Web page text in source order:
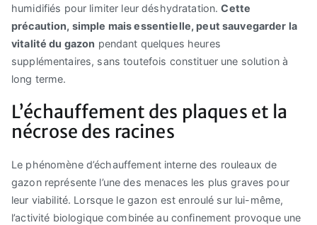
humidifiés pour limiter leur déshydratation.Cette
précaution, simple mais essentielle, peut sauvegarder la
vitalité du gazon pendant quelques heures
supplémentaires, sans toutefois constituer une solution à
long terme.
L’échauffement des plaques et la
nécrose des racines
Le phénomène d’échauffement interne des rouleaux de
gazon représente l’une des menaces les plus graves pour
leur viabilité. Lorsque le gazon est enroulé sur lui-même,
l’activité biologique combinée au confinement provoque une